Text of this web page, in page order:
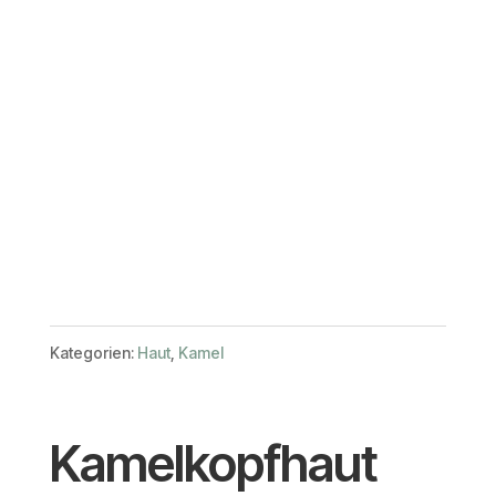
Kategorien: Haut, Kamel
Kamelkopfhaut